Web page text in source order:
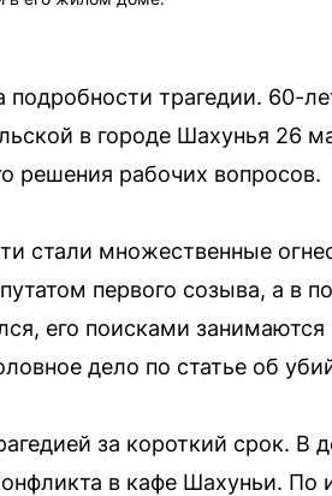
трагедии. 60-
в городе Шахунья 26
решения рабочих вопросов.
стали множественные
первого созыва, а в
его поисками
дело по статье об
за короткий срок. В
в кафе Шахуньи. По